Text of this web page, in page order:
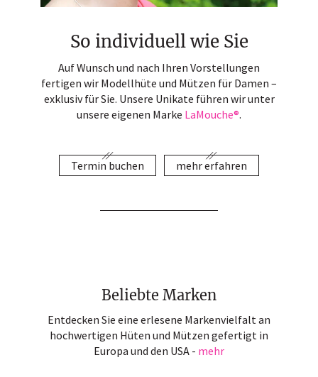
So individuell wie Sie
Auf Wunsch und nach Ihren Vorstellungen
fertigen wir Modellhüte und Mützen für Damen –
exklusiv für Sie. Unsere Unikate führen wir unter
unsere eigenen Marke LaMouche®.
Termin buchen mehr erfahren
Beliebte Marken
Entdecken Sie eine erlesene Markenvielfalt an
hochwertigen Hüten und Mützen gefertigt in
Europa und den USA - mehr